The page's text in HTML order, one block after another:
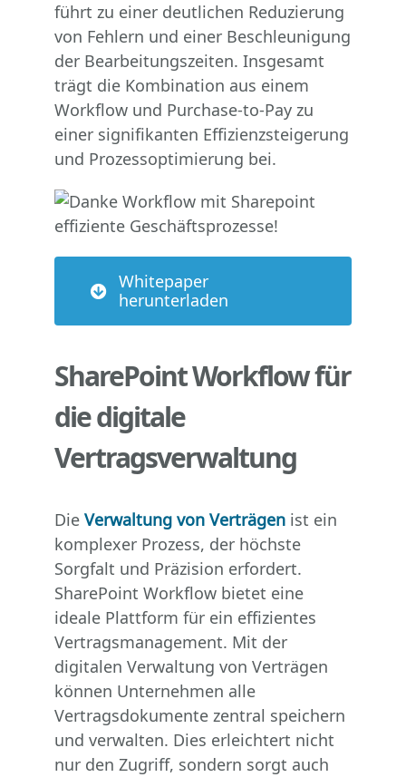
führt zu einer deutlichen Reduzierung
von Fehlern und einer Beschleunigung
der Bearbeitungszeiten. Insgesamt
trägt die Kombination aus einem
Workflow und Purchase-to-Pay zu
einer signifikanten Effizienzsteigerung
und Prozessoptimierung bei.
Whitepaper
herunterladen
SharePoint Workflow für
die digitale
Vertragsverwaltung
Die Verwaltung von Verträgen ist ein
komplexer Prozess, der höchste
Sorgfalt und Präzision erfordert.
SharePoint Workflow bietet eine
ideale Plattform für ein effizientes
Vertragsmanagement. Mit der
digitalen Verwaltung von Verträgen
können Unternehmen alle
Vertragsdokumente zentral speichern
und verwalten. Dies erleichtert nicht
nur den Zugriff, sondern sorgt auch